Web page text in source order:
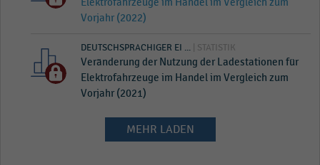
Elektrofahrzeuge im Handel im Vergleich zum
Vorjahr (2022)
DEUTSCHSPRACHIGER EI ... | STATISTIK
Veränderung der Nutzung der Ladestationen für
Elektrofahrzeuge im Handel im Vergleich zum
Vorjahr (2021)
MEHR LADEN